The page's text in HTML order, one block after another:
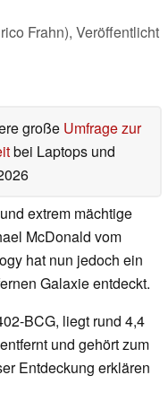
Frahn), Veröffentlicht
große Umfrage zur
bei Laptops und
extrem mächtige
McDonald vom
hat nun jedoch ein
Galaxie entdeckt.
BCG, liegt rund 4,4
und gehört zum
Entdeckung erklären